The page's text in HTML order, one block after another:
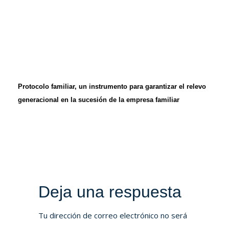
Protocolo familiar, un instrumento para garantizar el relevo
generacional en la sucesión de la empresa familiar
Deja una respuesta
Tu dirección de correo electrónico no será